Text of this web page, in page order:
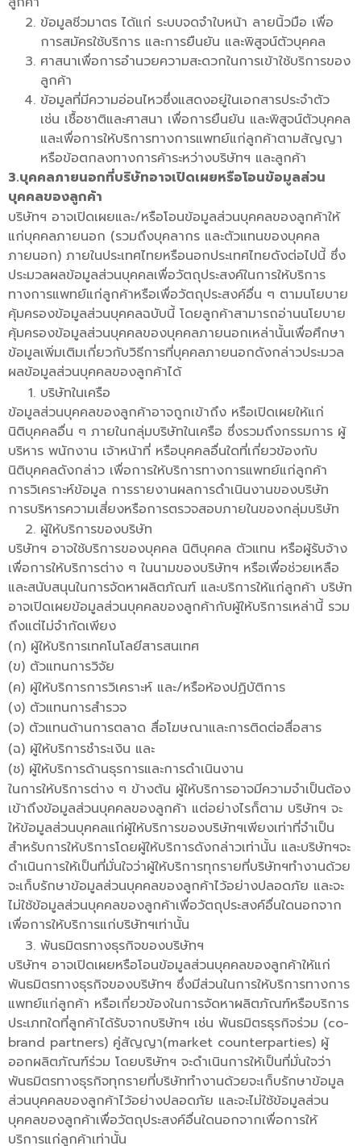
ข้อมูลชีวมาตร ได้แก่ ระบบจดจำใบหน้า ลายนิ้วมือ เพื่อ
การสมัครใช้บริการ และการยืนยัน และพิสูจน์ตัวบุคคล
ศาสนาเพื่อการอำนวยความสะดวกในการเข้าใช้บริการของ
ลูกค้า
ข้อมูลที่มีความอ่อนไหวซึ่งแสดงอยู่ในเอกสารประจำตัว
เช่น เชื้อชาติและศาสนา เพื่อการยืนยัน และพิสูจน์ตัวบุคคล
และเพื่อการให้บริการทางการแพทย์แก่ลูกค้าตามสัญญา
หรือข้อตกลงทางการค้าระหว่างบริษัทฯ และลูกค้า
3.บุคคลภายนอกที่บริษัทอาจเปิดเผยหรือโอนข้อมูลส่วน
บุคคลของลูกค้า
บริษัทฯ อาจเปิดเผยและ/หรือโอนข้อมูลส่วนบุคคลของลูกค้าให้
แก่บุคคลภายนอก (รวมถึงบุคลากร และตัวแทนของบุคคล
ภายนอก) ภายในประเทศไทยหรือนอกประเทศไทยดังต่อไปนี้ ซึ่ง
ประมวลผลข้อมูลส่วนบุคคลเพื่อวัตถุประสงค์ในการให้บริการ
ทางการแพทย์แก่ลูกค้าหรือเพื่อวัตถุประสงค์อื่น ๆ ตามนโยบาย
คุ้มครองข้อมูลส่วนบุคคลฉบับนี้ โดยลูกค้าสามารถอ่านนโยบาย
คุ้มครองข้อมูลส่วนบุคคลของบุคคลภายนอกเหล่านั้นเพื่อศึกษา
ข้อมูลเพิ่มเติมเกี่ยวกับวิธีการที่บุคคลภายนอกดังกล่าวประมวล
ผลข้อมูลส่วนบุคคลของลูกค้าได้
บริษัทในเครือ
ข้อมูลส่วนบุคคลของลูกค้าอาจถูกเข้าถึง หรือเปิดเผยให้แก่
นิติบุคคลอื่น ๆ ภายในกลุ่มบริษัทในเครือ ซึ่งรวมถึงกรรมการ ผู้
บริหาร พนักงาน เจ้าหน้าที่ หรือบุคคลอื่นใดที่เกี่ยวข้องกับ
นิติบุคคลดังกล่าว เพื่อการให้บริการทางการแพทย์แก่ลูกค้า
การวิเคราะห์ข้อมูล การรายงานผลการดำเนินงานของบริษัท
การบริหารความเสี่ยงหรือการตรวจสอบภายในของกลุ่มบริษัท
ผู้ให้บริการของบริษัท
บริษัทฯ อาจใช้บริการของบุคคล นิติบุคคล ตัวแทน หรือผู้รับจ้าง
เพื่อการให้บริการต่าง ๆ ในนามของบริษัทฯ หรือเพื่อช่วยเหลือ
และสนับสนุนในการจัดหาผลิตภัณฑ์ และบริการให้แก่ลูกค้า บริษัท
อาจเปิดเผยข้อมูลส่วนบุคคลของลูกค้ากับผู้ให้บริการเหล่านี้ รวม
ถึงแต่ไม่จำกัดเพียง
(ก) ผู้ให้บริการเทคโนโลยีสารสนเทศ
(ข) ตัวแทนการวิจัย
(ค) ผู้ให้บริการการวิเคราะห์ และ/หรือห้องปฏิบัติการ
(ง) ตัวแทนการสำรวจ
(จ) ตัวแทนด้านการตลาด สื่อโฆษณาและการติดต่อสื่อสาร
(ฉ) ผู้ให้บริการชำระเงิน และ
(ช) ผู้ให้บริการด้านธุรการและการดำเนินงาน
ในการให้บริการต่าง ๆ ข้างต้น ผู้ให้บริการอาจมีความจำเป็นต้อง
เข้าถึงข้อมูลส่วนบุคคลของลูกค้า แต่อย่างไรก็ตาม บริษัทฯ จะ
ให้ข้อมูลส่วนบุคคลแก่ผู้ให้บริการของบริษัทฯเพียงเท่าที่จำเป็น
สำหรับการให้บริการโดยผู้ให้บริการดังกล่าวเท่านั้น และบริษัทฯจะ
ดำเนินการให้เป็นที่มั่นใจว่าผู้ให้บริการทุกรายที่บริษัทฯทำงานด้วย
จะเก็บรักษาข้อมูลส่วนบุคคลของลูกค้าไว้อย่างปลอดภัย และจะ
ไม่ใช้ข้อมูลส่วนบุคคลของลูกค้าเพื่อวัตถุประสงค์อื่นใดนอกจาก
เพื่อการให้บริการแก่บริษัทฯเท่านั้น
พันธมิตรทางธุรกิจของบริษัทฯ
บริษัทฯ อาจเปิดเผยหรือโอนข้อมูลส่วนบุคคลของลูกค้าให้แก่
พันธมิตรทางธุรกิจของบริษัทฯ ซึ่งมีส่วนในการให้บริการทางการ
แพทย์แก่ลูกค้า หรือเกี่ยวข้องในการจัดหาผลิตภัณฑ์หรือบริการ
ประเภทใดที่ลูกค้าได้รับจากบริษัทฯ เช่น พันธมิตรธุรกิจร่วม (co-
brand partners) คู่สัญญา(market counterparties) ผู้
ออกผลิตภัณฑ์ร่วม โดยบริษัทฯ จะดำเนินการให้เป็นที่มั่นใจว่า
พันธมิตรทางธุรกิจทุกรายที่บริษัททำงานด้วยจะเก็บรักษาข้อมูล
ส่วนบุคคลของลูกค้าไว้อย่างปลอดภัย และจะไม่ใช้ข้อมูลส่วน
บุคคลของลูกค้าเพื่อวัตถุประสงค์อื่นใดนอกจากเพื่อการให้
บริการแก่ลูกค้าเท่านั้น